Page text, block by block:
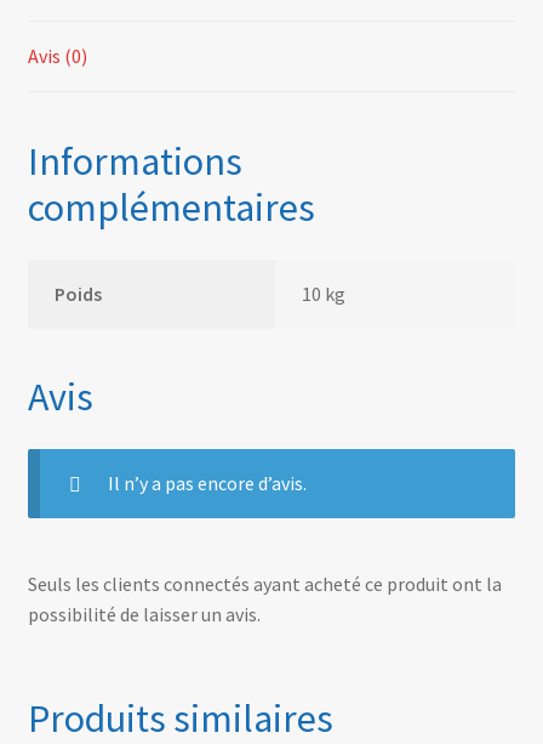
Avis (0)
Informations
complémentaires
Poids 10 kg
Avis
Il n’y a pas encore d’avis.
Seuls les clients connectés ayant acheté ce produit ont la
possibilité de laisser un avis.
Produits similaires